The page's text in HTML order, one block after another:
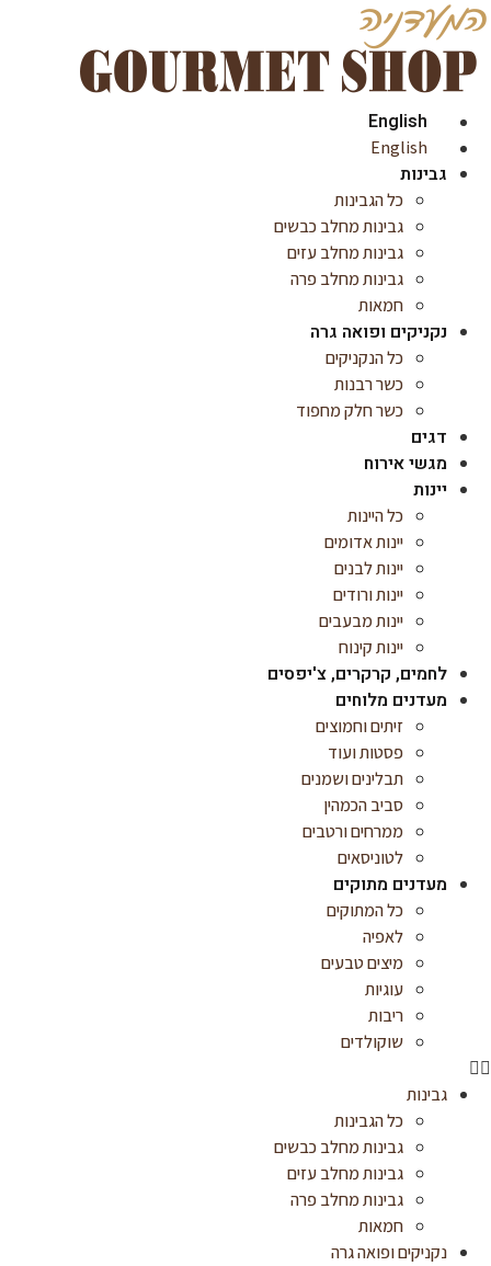
English
English
גבינות
כל הגבינות
גבינות מחלב כבשים
גבינות מחלב עזים
גבינות מחלב פרה
חמאות
נקניקים ופואה גרה
כל הנקניקים
כשר רבנות
כשר חלק מחפוד
דגים
מגשי אירוח
יינות
כל היינות
יינות אדומים
יינות לבנים
יינות ורודים
יינות מבעבים
יינות קינוח
לחמים, קרקרים, צ'יפסים
מעדנים מלוחים
זיתים וחמוצים
פסטות ועוד
תבלינים ושמנים
סביב הכמהין
ממרחים ורטבים
לטוניסאים
מעדנים מתוקים
כל המתוקים
לאפיה
מיצים טבעים
עוגיות
ריבות
שוקולדים
גבינות
כל הגבינות
גבינות מחלב כבשים
גבינות מחלב עזים
גבינות מחלב פרה
חמאות
נקניקים ופואה גרה